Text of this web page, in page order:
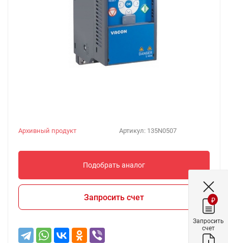
Артикул: 135N0507
Архивный продукт
Подобрать аналог
Запросить счет ₽
Запросить
счет